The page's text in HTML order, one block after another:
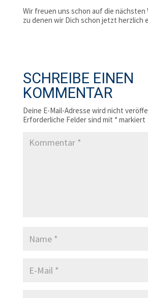
Wir freuen uns schon auf die
zu denen wir Dich schon jetzt herzlich
SCHREIBE EINEN
KOMMENTAR
Deine E-Mail-Adresse wird nicht
Erforderliche Felder sind mit *markiert